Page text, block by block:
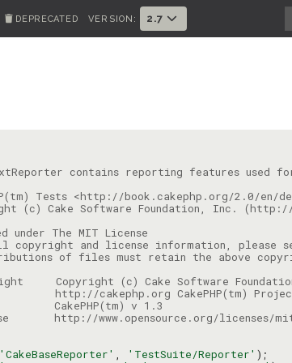
DEPRECATED VERSION: 2.7
'CakeBaseReporter' , 'TestSuite/Reporter'